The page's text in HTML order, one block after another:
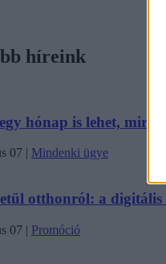
híreink
hónap is lehet, mire
07 | Mindenki ügye
otthonról: a digitális
07 | Promóció